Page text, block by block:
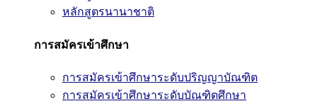
หลักสูตรนานาชาติ
การสมัครเข้าศึกษา
การสมัครเข้าศึกษาระดับปริญญาบัณฑิต
การสมัครเข้าศึกษาระดับบัณฑิตศึกษา